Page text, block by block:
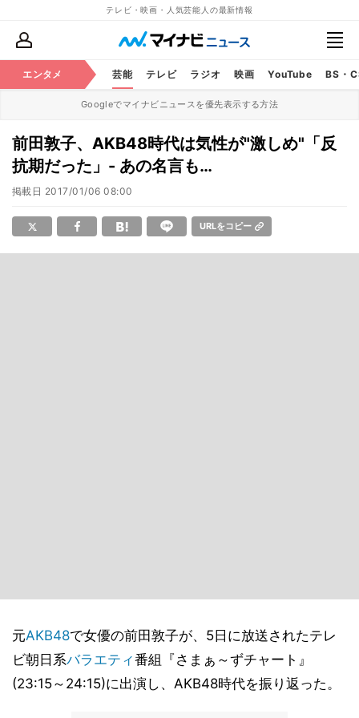
テレビ・映画・人気芸能人の最新情報
エンタメ 芸能 テレビ ラジオ 映画 YouTube BS・
Googleでマイナビニュースを優先表示する方法
前田敦子、AKB48時代は気性が"激しめ"「反
抗期だった」- あの名言も…
掲載日 2017/01/06 08:00
URLをコピー
元AKB48で女優の前田敦子が、5日に放送されたテレ
ビ朝日系バラエティ番組『さまぁ～ずチャート』
(23:15～24:15)に出演し、AKB48時代を振り返った。